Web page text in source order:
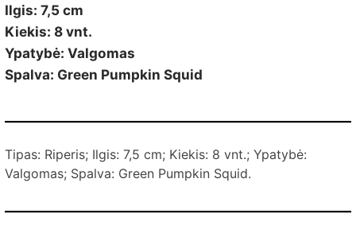
Ilgis: 7,5 cm
Kiekis: 8 vnt.
Ypatybė: Valgomas
Spalva: Green Pumpkin Squid
Tipas: Riperis; Ilgis: 7,5 cm; Kiekis: 8 vnt.; Ypatybė:
Valgomas; Spalva: Green Pumpkin Squid.